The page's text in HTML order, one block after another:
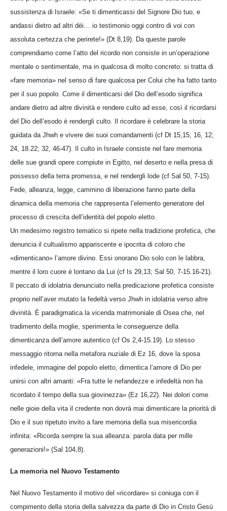
sussistenza di Israele: «Se ti dimenticassi del Signore Dio tuo, e
andassi dietro ad altri dèi… io testimonio oggi contro di voi con
assoluta certezza che perirete!» (Dt 8,19). Da queste parole
comprendiamo come l’atto del ricordo non consiste in un’operazione
mentale o sentimentale, ma in qualcosa di molto concreto: si tratta di
«fare memoria» nel senso di fare qualcosa per Colui che ha fatto tanto
per il suo popolo. Come il dimenticarsi del Dio dell’esodo significa
andare dietro ad altre divinità e rendere culto ad esse, così il ricordarsi
del Dio dell’esodo è rendergli culto. Il ricordare è celebrare la storia
guidata da Jhwh e vivere dei suoi comandamenti (cf Dt 15,15; 16, 12;
24, 18.22; 32, 46-47). Il culto in Israele consiste nel fare memoria
delle sue grandi opere compiute in Egitto, nel deserto e nella presa di
possesso della terra promessa, e nel rendergli lode (cf Sal 50, 7-15).
Fede, alleanza, legge, cammino di liberazione fanno parte della
dinamica della memoria che rappresenta l’elemento generatore del
processo di crescita dell’identità del popolo eletto.
Un medesimo registro tematico si ripete nella tradizione profetica, che
denuncia il cultualismo appariscente e ipocrita di coloro che
«dimenticano» l’amore divino. Essi onorano Dio solo con le labbra,
mentre il loro cuore è lontano da Lui (cf Is 29,13; Sal 50, 7-15.16-21).
Il peccato di idolatria denunciato nella predicazione profetica consiste
proprio nell’aver mutato la fedeltà verso Jhwh in idolatria verso altre
divinità. È paradigmatica la vicenda matrimoniale di Osea che, nel
tradimento della moglie, sperimenta le conseguenze della
dimenticanza dell’amore autentico (cf Os 2,4-15.19). Lo stesso
messaggio ritorna nella metafora nuziale di Ez 16, dove la sposa
infedele, immagine del popolo eletto, dimentica l’amore di Dio per
unirsi con altri amanti: «Fra tutte le nefandezze e infedeltà non ha
ricordato il tempo della sua giovinezza» (Ez 16,22). Nei dolori come
nelle gioie della vita il credente non dovrà mai dimenticare la priorità di
Dio e il suo ripetuto invito a fare memoria della sua misericordia
infinita: «Ricorda sempre la sua alleanza: parola data per mille
generazioni!» (Sal 104,8).
La memoria nel Nuovo Testamento
Nel Nuovo Testamento il motivo del «ricordare» si coniuga con il
compimento della storia della salvezza da parte di Dio in Cristo Gesù